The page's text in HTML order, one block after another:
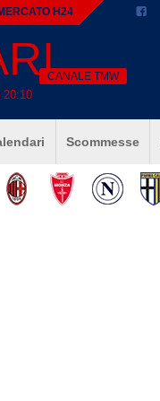
H24
20:10
CANALE TMW
Scommesse